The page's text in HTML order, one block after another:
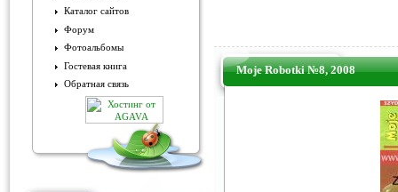
Каталог сайтов
Форум
Фотоальбомы
Гостевая книга
Обратная связь
Moje Robotki №8, 2008